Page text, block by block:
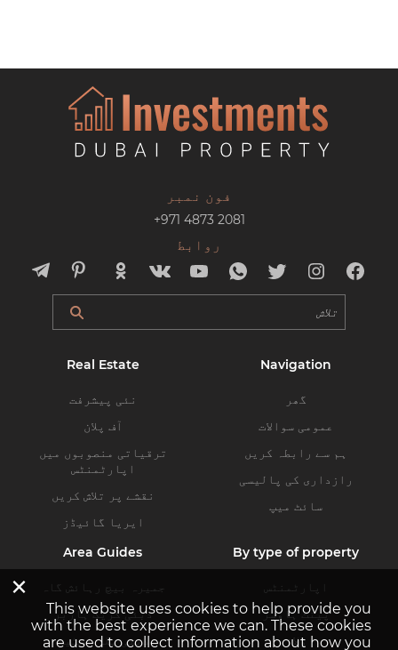
فون نمبر
+971 4873 2081
روابط
Navigation
گھر
عمومی سوالات
ہم سے رابطہ کریں
رازداری کی پالیسی
سائٹ میپ
Real Estate
نئی پیشرفت
آف پلان
ترقیاتی منصوبوں میں
اپارٹمنٹس
نقشے پر تلاش کریں
ایریا گائیڈز
By type of property
اپارٹمنٹس
پینٹ ہاوسز
ولاز
Area Guides
جمیرہ بیچ رہائش گاہ
دبئی کریک ہاربر
دبئی ہلز اسٹیٹ
×
This website uses cookies to help provide you
with the best experience we can. These cookies
are used to collect information about how you